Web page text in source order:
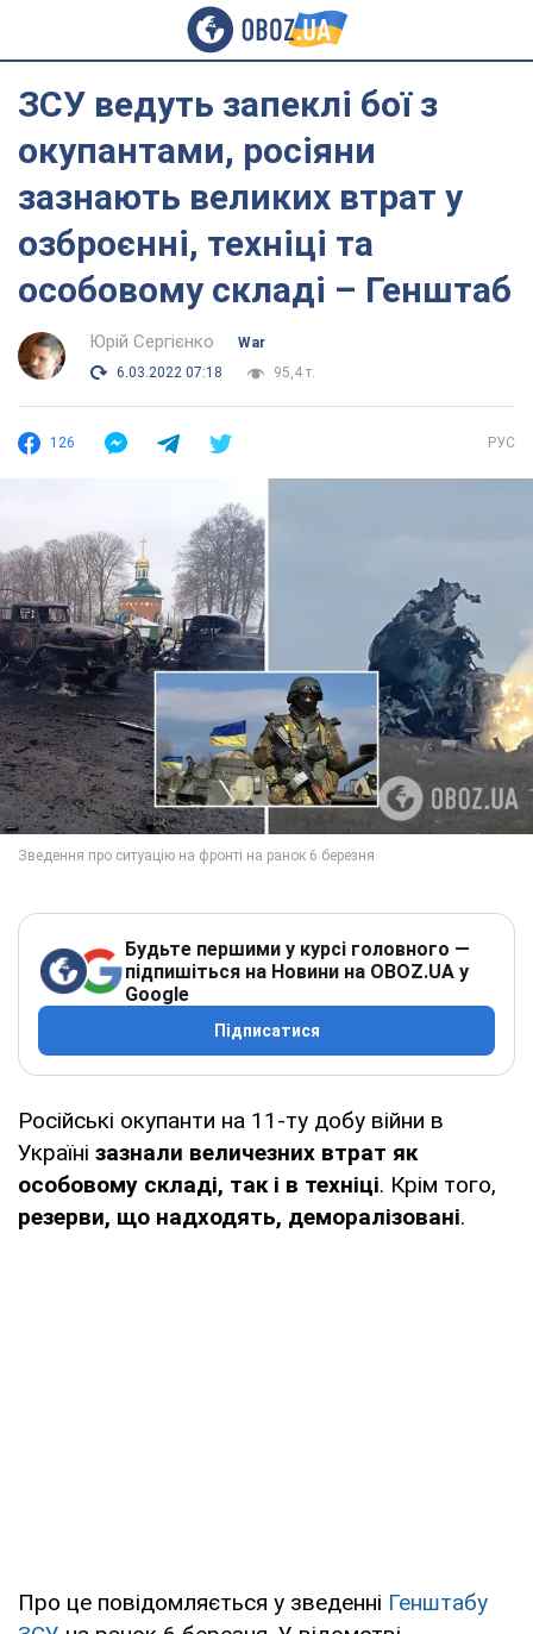
ЗСУ ведуть запеклі бої з
окупантами, росіяни
зазнають великих втрат у
озброєнні, техніці та
особовому складі – Генштаб
Юрій Сергієнко
War
6.03.2022 07:18
95,4 т.
126 РУС
Будьте першими у курсі головного —
підпишіться на Новини на OBOZ.UA у
Google
Підписатися
Російські окупанти на 11-ту добу війни в
Україні зазнали величезних втрат як
особовому складі, так і в техніці. Крім того,
резерви, що надходять, деморалізовані.
Про це повідомляється у зведенні Генштабу